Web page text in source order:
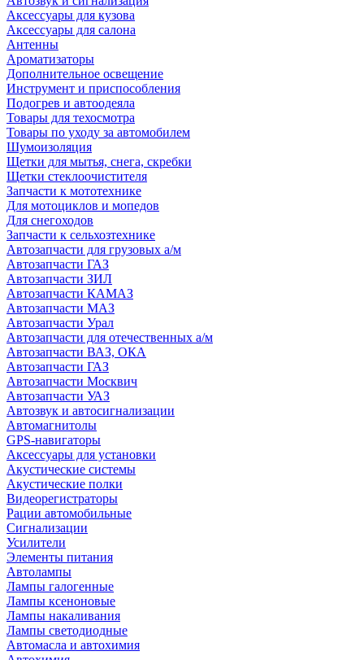
Аксессуары для кузова
Аксессуары для салона
Антенны
Ароматизаторы
Дополнительное освещение
Инструмент и приспособления
Подогрев и автоодеяла
Товары для техосмотра
Товары по уходу за автомобилем
Шумоизоляция
Щетки для мытья, снега, скребки
Щетки стеклоочистителя
Запчасти к мототехнике
Для мотоциклов и мопедов
Для снегоходов
Запчасти к сельхозтехнике
Автозапчасти для грузовых а/м
Автозапчасти ГАЗ
Автозапчасти ЗИЛ
Автозапчасти КАМАЗ
Автозапчасти МАЗ
Автозапчасти Урал
Автозапчасти для отечественных а/м
Автозапчасти ВАЗ, ОКА
Автозапчасти ГАЗ
Автозапчасти Москвич
Автозапчасти УАЗ
Автозвук и автосигнализации
Автомагнитолы
GPS-навигаторы
Аксессуары для установки
Акустические системы
Акустические полки
Видеорегистраторы
Рации автомобильные
Сигнализации
Усилители
Элементы питания
Автолампы
Лампы галогенные
Лампы ксеноновые
Лампы накаливания
Лампы светодиодные
Автомасла и автохимия